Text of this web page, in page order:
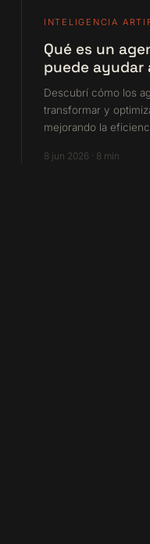
INTELIGENCIA
Qué es un
puede
Descubrí cómo los
transformar y
mejorando la
8 jun 2026 · 8 min